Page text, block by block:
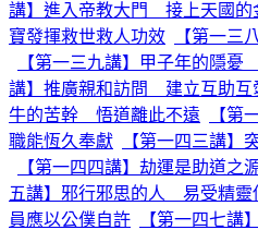
講】進入帝教大門 接上天國的
寶發揮救世救人功效
【第一三
【第一三九講】甲子年的隱
講】推廣親和訪問 建立互助互
牛的苦幹 悟道離此不遠
【第
職能恆久奉獻
【第一四三講
【第一四四講】劫運是助道
五講】邪行邪思的人 易受精靈
員應以公僕自許
【第一四七